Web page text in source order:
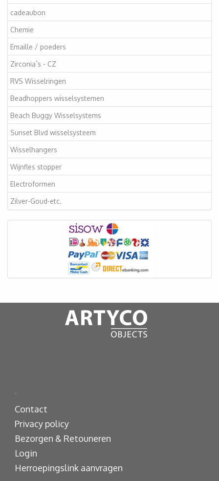
cadeaubon
Chemie
Emaille / poeders
Zirconia`s - CZ
RVS Wisselringen
Beadhoppers wisselsystemen
Beach Buggy Wisselsystems
Sunset Blvd wisselsysteem
Wisselhangers
Wijnfles stopper
Electroformen
Zilver-Goud-etc.
.
Contact
Privacy policy
Bezorgen & Retouneren
Login
Herroepingslink aanvragen